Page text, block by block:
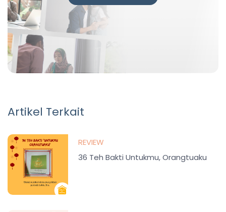
Artikel Terkait
REVIEW
36 Teh Bakti Untukmu, Orangtuaku